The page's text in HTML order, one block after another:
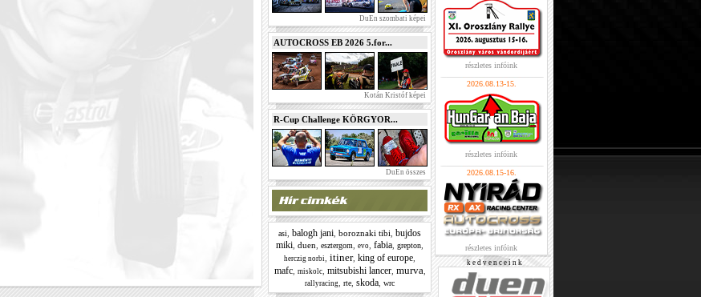
DuEn szombati képei
AUTOCROSS EB 2026 5.for...
Kotán Kristóf képei
R-Cup Challenge KÖRGYOR...
DuEn összes
asi balogh jani boroznaki tibi bujdos
miki duen esztergom evo fabia grepton
herczig norbi itiner, king of europe
mafc, miskolc, mitsubishi lancer, murva
rallyracing rte skoda wrc
részletes infóink
2026.08.13-15.
részletes infóink
2026.08.15-16.
részletes infóink
k e d v e n c e i n k